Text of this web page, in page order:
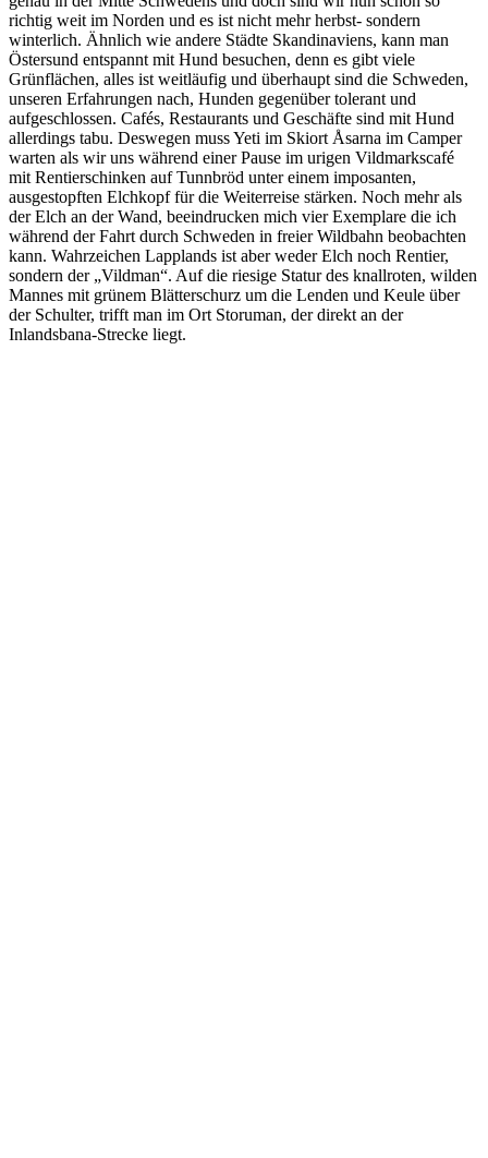
richtig weit im Norden und es ist nicht mehr herbst- sondern
winterlich. Ähnlich wie andere Städte Skandinaviens, kann man
Östersund entspannt mit Hund besuchen, denn es gibt viele
Grünflächen, alles ist weitläufig und überhaupt sind die Schweden,
unseren Erfahrungen nach, Hunden gegenüber tolerant und
aufgeschlossen. Cafés, Restaurants und Geschäfte sind mit Hund
allerdings tabu. Deswegen muss Yeti im Skiort Åsarna im Camper
warten als wir uns während einer Pause im urigen Vildmarkscafé
mit Rentierschinken auf Tunnbröd unter einem imposanten,
ausgestopften Elchkopf für die Weiterreise stärken. Noch mehr als
der Elch an der Wand, beeindrucken mich vier Exemplare die ich
während der Fahrt durch Schweden in freier Wildbahn beobachten
kann. Wahrzeichen Lapplands ist aber weder Elch noch Rentier,
sondern der „Vildman“. Auf die riesige Statur des knallroten, wilden
Mannes mit grünem Blätterschurz um die Lenden und Keule über
der Schulter, trifft man im Ort Storuman, der direkt an der
Inlandsbana-Strecke liegt.